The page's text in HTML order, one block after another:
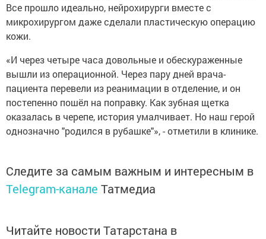
Все прошло идеально, нейрохирурги вместе с
микрохирургом даже сделали пластическую операцию
кожи.
«И через четыре часа довольные и обескураженные
вышли из операционной. Через пару дней врача-
пациента перевели из реанимации в отделение, и он
постепенно пошёл на поправку. Как зубная щетка
оказалась в черепе, история умалчивает. Но наш герой
однозначно "родился в рубашке"», - отметили в клинике.
Следите за самым важным и интересным в
Telegram-канале Татмедиа
Читайте новости Татарстана в